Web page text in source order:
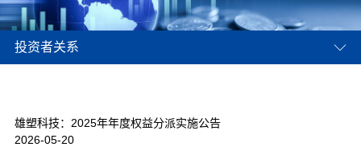
产品中心
品牌服务
资讯中心
投资者关系
雄塑科技：2025年年度权益分派实施公告
2026-05-20